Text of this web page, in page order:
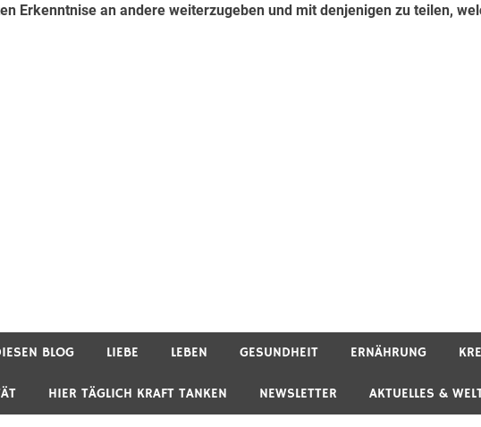
Erkenntnise an andere weiterzugeben und mit denjenigen zu teilen,
BLOG LIEBE LEBEN GESUNDHEIT ERNÄHRUNG
HIER TÄGLICH KRAFT TANKEN NEWSLETTER AKTUELLES &